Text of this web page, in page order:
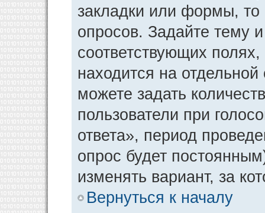
закладки или формы, то
опросов. Задайте тему
соответствующих
находится на
можете задать
пользователи при
ответа», период
опрос будет
изменять вариант, за
Вернуться к началу